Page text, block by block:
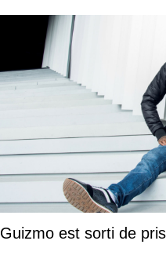
Guizmo est sorti de